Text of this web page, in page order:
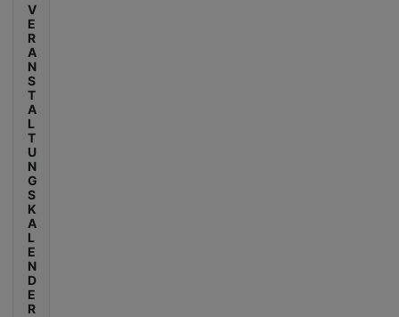
V
E
R
A
N
S
T
A
L
T
U
N
G
S
K
A
L
E
N
D
E
R